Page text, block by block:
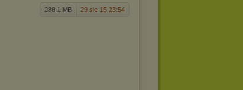
288,1 MB 29 sie 15 23:54